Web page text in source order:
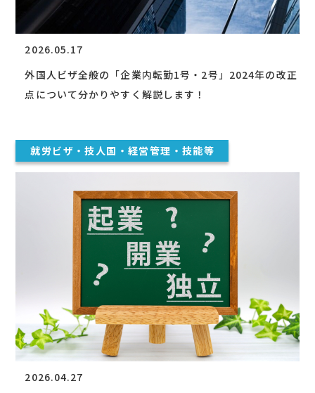
2026.05.17
外国人ビザ全般の「企業内転勤1号・2号」2024年の改正
点について分かりやすく解説します！
就労ビザ・技人国・経営管理・技能等
2026.04.27